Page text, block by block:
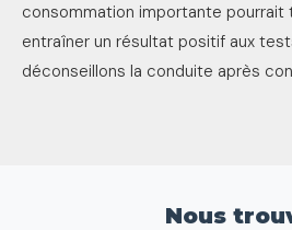
consommation importante pourrait
entraîner un résultat positif aux
déconseillons la conduite après
Nous